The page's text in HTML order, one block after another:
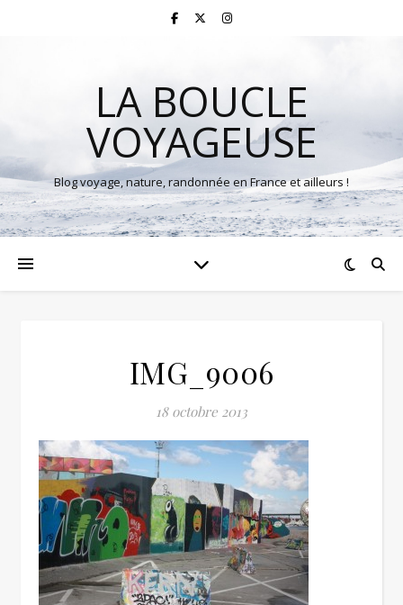
LA BOUCLE
VOYAGEUSE
Blog voyage, nature, randonnée en France et ailleurs !
IMG_9006
18 octobre 2013